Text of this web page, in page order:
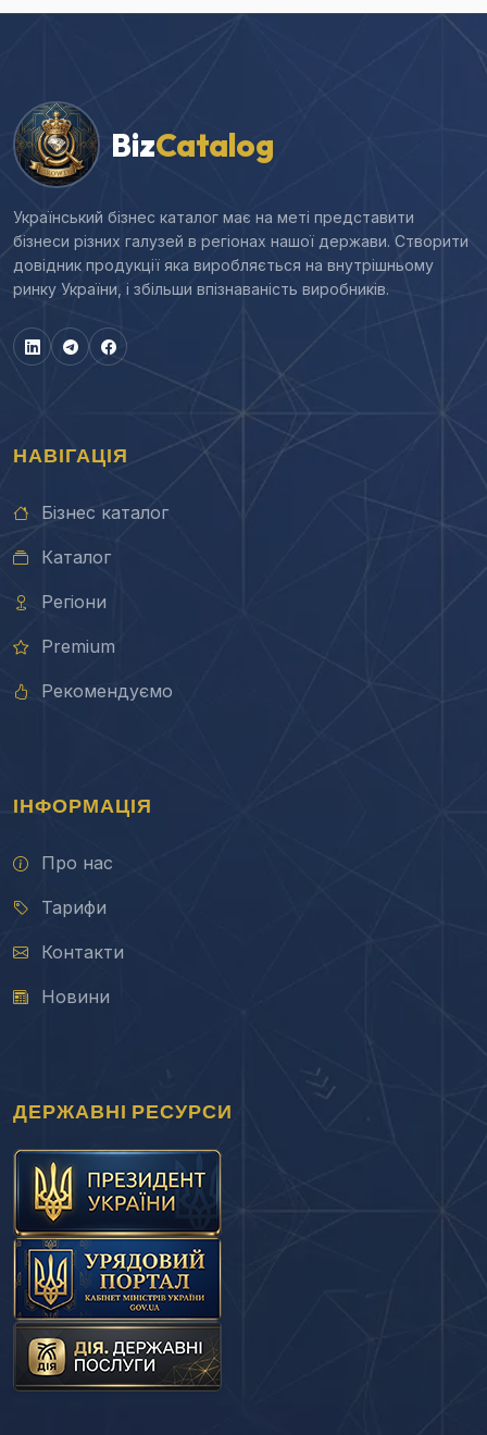
BizCatalog
Український бізнес каталог має на меті представити
бізнеси різних галузей в регіонах нашої держави. Створити
довідник продукції яка виробляється на внутрішньому
ринку України, і збільши впізнаваність виробників.
НАВІГАЦІЯ
Бізнес каталог
Каталог
Регіони
Premium
Рекомендуємо
ІНФОРМАЦІЯ
Про нас
Тарифи
Контакти
Новини
ДЕРЖАВНІ РЕСУРСИ